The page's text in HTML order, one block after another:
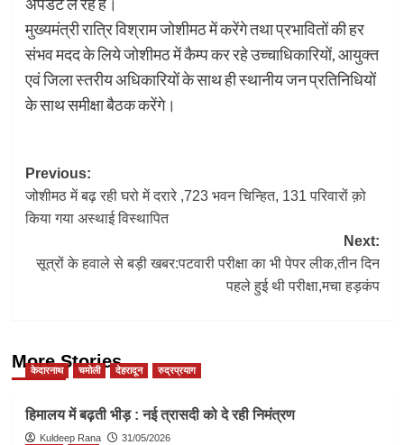
मुख्यमंत्री रात्रि विश्राम जोशीमठ में करेंगे तथा प्रभावितों की हर
संभव मदद के लिये जोशीमठ में कैम्प कर रहे उच्चाधिकारियों, आयुक्त
एवं जिला स्तरीय अधिकारियों के साथ ही स्थानीय जन प्रतिनिधियों
के साथ समीक्षा बैठक करेंगे।
Post
navigation
Previous:
जोशीमठ में बढ़ रही घरो में दरारे ,723 भवन चिन्हित, 131 परिवारों क़ो
किया गया अस्थाई विस्थापित
Next:
सूत्रों के हवाले से बड़ी खबर:पटवारी परीक्षा का भी पेपर लीक,तीन दिन
पहले हुई थी परीक्षा,मचा हड़कंप
More Stories
केदारनाथ चमोली देहरादून रुद्रप्रयाग
हिमालय में बढ़ती भीड़ : नई त्रासदी को दे रही निमंत्रण
Kuldeep Rana
31/05/2026